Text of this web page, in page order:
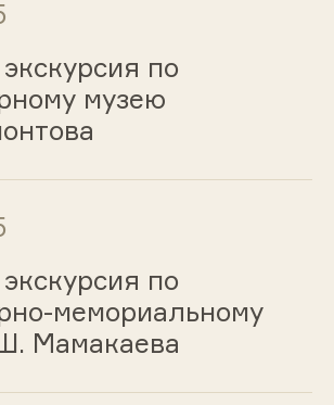
по
музею
по
мемориальному
Мамакаева